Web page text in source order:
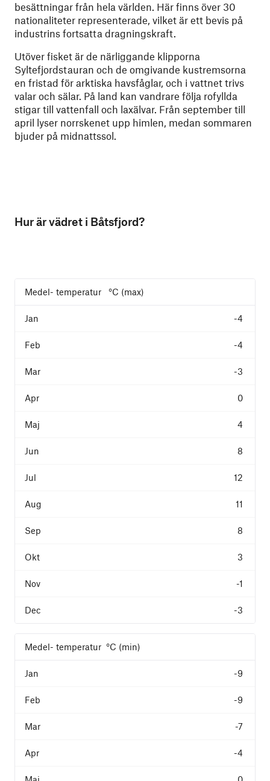
besättningar från hela världen. Här finns över 30
nationaliteter representerade, vilket är ett bevis på
industrins fortsatta dragningskraft.
Utöver fisket är de närliggande klipporna
Syltefjordstauran och de omgivande kustremsorna
en fristad för arktiska havsfåglar, och i vattnet trivs
valar och sälar. På land kan vandrare följa rofyllda
stigar till vattenfall och laxälvar. Från september till
april lyser norrskenet upp himlen, medan sommaren
bjuder på midnattssol.
Hur är vädret i Båtsfjord?
Medel- temperatur °C (max)
-4
-4
-3
0
4
8
12
11
8
3
-1
-3
Medel- temperatur °C (min)
-9
-9
-7
-4